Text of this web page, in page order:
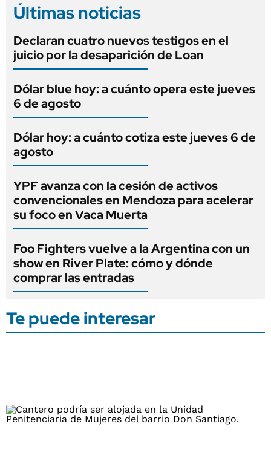
Últimas noticias
Declaran cuatro nuevos testigos en el
juicio por la desaparición de Loan
Dólar blue hoy: a cuánto opera este jueves
6 de agosto
Dólar hoy: a cuánto cotiza este jueves 6 de
agosto
YPF avanza con la cesión de activos
convencionales en Mendoza para acelerar
su foco en Vaca Muerta
Foo Fighters vuelve a la Argentina con un
show en River Plate: cómo y dónde
comprar las entradas
Te puede interesar